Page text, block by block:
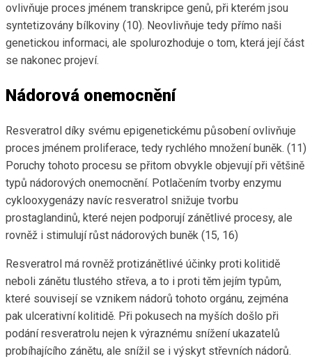
ovlivňuje proces jménem transkripce genů, při kterém jsou
syntetizovány bílkoviny (10). Neovlivňuje tedy přímo naši
genetickou informaci, ale spolurozhoduje o tom, která její část
se nakonec projeví.
Nádorová onemocnění
Resveratrol díky svému epigenetickému působení ovlivňuje
proces jménem proliferace, tedy rychlého množení buněk. (11)
Poruchy tohoto procesu se přitom obvykle objevují při většině
typů nádorových onemocnění. Potlačením tvorby enzymu
cyklooxygenázy navíc resveratrol snižuje tvorbu
prostaglandinů, které nejen podporují zánětlivé procesy, ale
rovněž i stimulují růst nádorových buněk (15, 16)
Resveratrol má rovněž protizánětlivé účinky proti kolitidě
neboli zánětu tlustého střeva, a to i proti těm jejím typům,
které souvisejí se vznikem nádorů tohoto orgánu, zejména
pak ulcerativní kolitidě. Při pokusech na myších došlo při
podání resveratrolu nejen k výraznému snížení ukazatelů
probíhajícího zánětu, ale snížil se i výskyt střevních nádorů.